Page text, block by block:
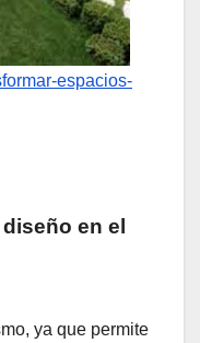
espacios-
en el
ya que permite